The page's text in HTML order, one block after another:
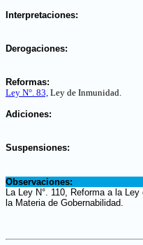
Interpretaciones:
Derogaciones:
Reformas:
Ley N°. 83, Ley de Inmunidad.
Adiciones:
Suspensiones:
Observaciones:
La Ley N°. 110, Reforma a la
la Materia de Gobernabilidad.